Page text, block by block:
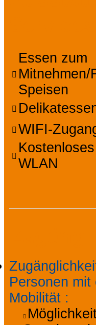
Essen zum
Mitnehmen/
Speisen
WIFI-
Kostenloses
WLAN
Personen
Mobilität :